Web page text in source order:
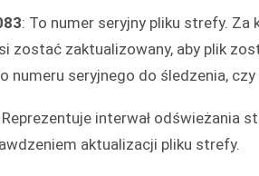
: To numer seryjny pliku strefy.
zostać zaktualizowany, aby plik
numeru seryjnego do śledzenia,
Reprezentuje interwał odświeżania
aktualizacji pliku strefy.